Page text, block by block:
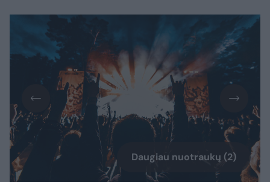
Daugiau nuotraukų (2)